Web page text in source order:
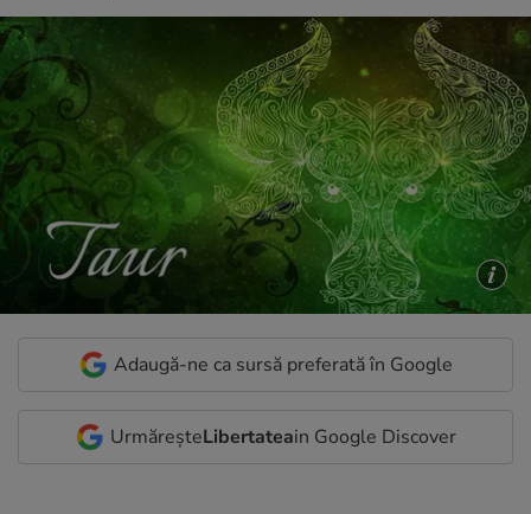
Adaugă-ne ca sursă preferată în Google
UrmăreșteLibertateain Google Discover